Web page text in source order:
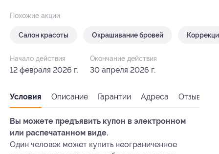
Похожие акции
Салон красоты Окрашивание бровей
Начало действия
12 февраля 2026 г.
Окончание действия
30 апреля 2026 г.
Условия Описание Гарантии Адреса Отзывы
Вы можете предъявить купон в электронном
или распечатанном виде.
Один человек может купить неограниченное